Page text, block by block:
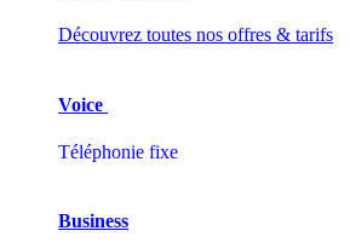
Découvrez toutes nos offres & tarifs
Voice
Téléphonie fixe
Business